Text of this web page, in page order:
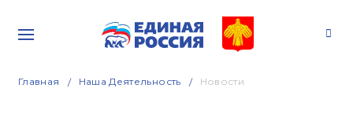
Главная Наша Деятельность Новости